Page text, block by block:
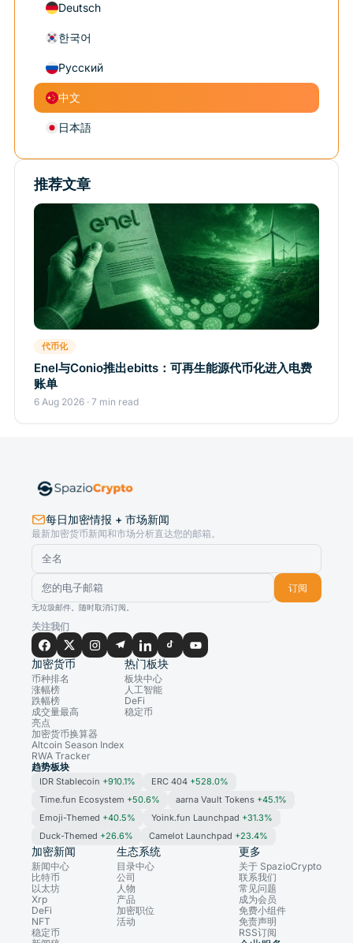
Deutsch
한국어
Русский
中文
日本語
推荐文章
代币化
Enel与Conio推出ebitts：可再生能源代币化进入电费
账单
6 Aug 2026 · 7 min read
每日加密情报 + 市场新闻
最新加密货币新闻和市场分析直达您的邮箱。
订阅
无垃圾邮件。随时取消订阅。
关注我们
加密货币
币种排名
涨幅榜
跌幅榜
成交量最高
亮点
加密货币换算器
Altcoin Season Index
RWA Tracker
热门板块
板块中心
人工智能
DeFi
稳定币
趋势板块
IDR Stablecoin +910.1% ERC 404 +528.0%
Time.fun Ecosystem +50.6% aarna Vault Tokens +45.1%
Emoji-Themed +40.5% Yoink.fun Launchpad +31.3%
Duck-Themed +26.6% Camelot Launchpad +23.4%
加密新闻
新闻中心
比特币
以太坊
Xrp
DeFi
NFT
稳定币
生态系统
目录中心
公司
人物
产品
加密职位
活动
更多
关于 SpazioCrypto
联系我们
常见问题
成为会员
免费小组件
免责声明
RSS订阅